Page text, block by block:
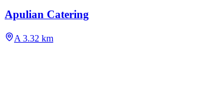
Apulian Catering
A 3.32 km